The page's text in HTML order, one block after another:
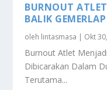
BURNOUT
BALIK
oleh lintasmasa | Okt
Burnout Atlet
Dibicarakan Dalam
Terutama...